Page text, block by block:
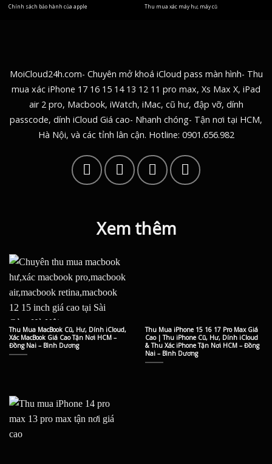
Chính sách bảo hành của apple Thu mua xác máy hư, máy cũ
MoiCloud24h.com- Chuyên mở khoá iCloud pass màn hình- Thu
mua xác iPhone 17 16 15 14 13 12 11 pro max, Xs Max X, iPad
air 2 pro, Macbook, iWatch, iMac, cũ hư, đập vỡ, dính
passcode, dính iCloud Giá cao- Nhanh chóng- Tận nơi tại HCM,
Hà Nội, và các tỉnh lân cận. Hotline: 0901.656.982
Xem thêm
Thu Mua MacBook Cũ, Hư, Dính iCloud,
Xác MacBook Giá Cao Tận Nơi HCM –
Đồng Nai – Bình Dương
Thu Mua iPhone 15 16 17 Pro Max Giá
Cao | Thu iPhone Cũ, Hư, Dính iCloud
& Thu Xác iPhone Tận Nơi HCM – Đồng
Nai – Bình Dương